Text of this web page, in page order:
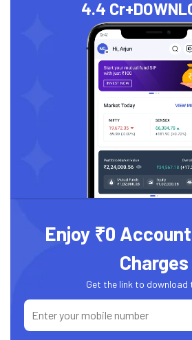
4.4 Cr+
Enjoy ₹0
Charges
Get the link to download